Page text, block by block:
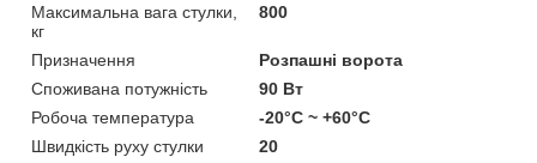
Максимальна вага стулки,
кг
800
Призначення
Розпашні ворота
Споживана потужність
90 Вт
Робоча температура
-20°C ~ +60°C
Швидкість руху стулки
20